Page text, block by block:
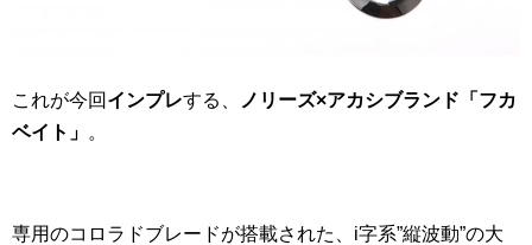
これが今回 インプレする、
ノリーズ×アカシブランド「フカ
ベイト」 。
専用のコロラドブレードが搭載された、i字系”縦波動”の大